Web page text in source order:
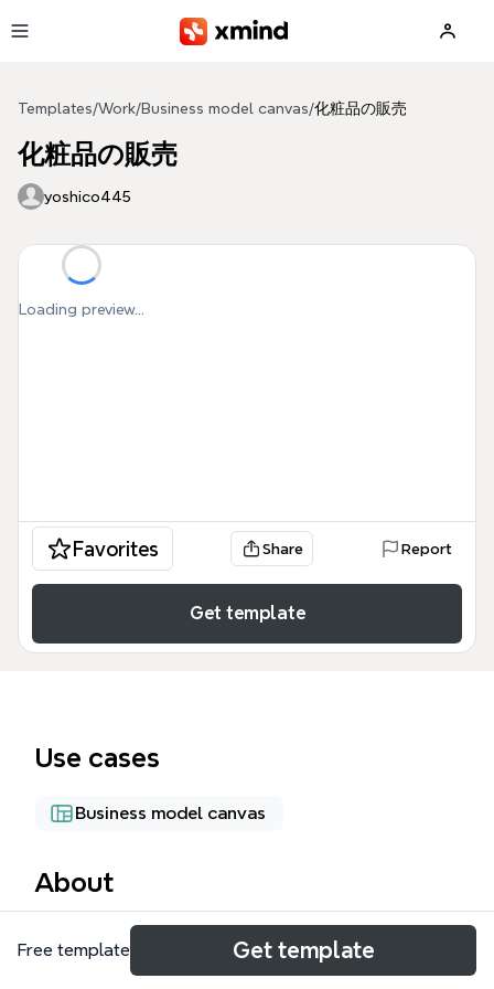
Templates/Work/Business model canvas/化粧品の販売
化粧品の販売
yoshico445
Loading preview...
Favorites Share Report
Get template
Use cases
Business model canvas
About
化粧品の販売マインドマップテンプレートは、化粧品
ビジネスを始めるための戦略を整理した60ノードの
Free template Get template